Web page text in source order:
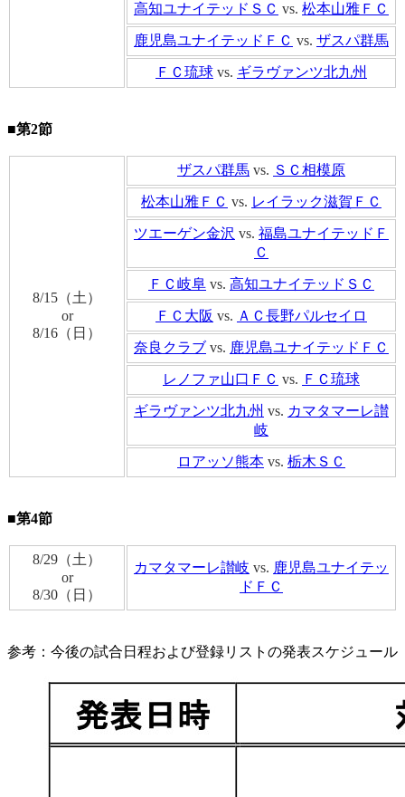
高知ユナイテッドＳＣ vs. 松本山雅ＦＣ
鹿児島ユナイテッドＦＣ vs. ザスパ群馬
ＦＣ琉球 vs. ギラヴァンツ北九州
■第2節
8/15（土）
or
8/16（日）
ザスパ群馬 vs. ＳＣ相模原
松本山雅ＦＣ vs. レイラック滋賀ＦＣ
ツエーゲン金沢 vs. 福島ユナイテッドＦ
Ｃ
ＦＣ岐阜 vs. 高知ユナイテッドＳＣ
ＦＣ大阪 vs. ＡＣ長野パルセイロ
奈良クラブ vs. 鹿児島ユナイテッドＦＣ
レノファ山口ＦＣ vs. ＦＣ琉球
ギラヴァンツ北九州 vs. カマタマーレ讃
岐
ロアッソ熊本 vs. 栃木ＳＣ
■第4節
8/29（土）
or
8/30（日）
カマタマーレ讃岐 vs. 鹿児島ユナイテッ
ドＦＣ
参考：今後の試合日程および登録リストの発表スケジュール